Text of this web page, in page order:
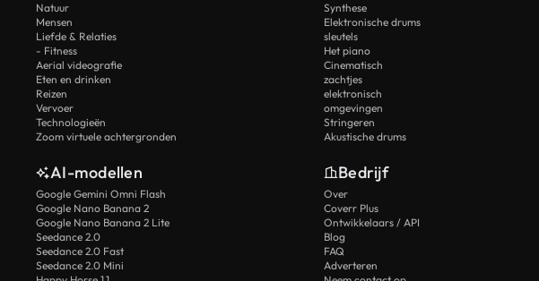
Natuur
Mensen
Liefde & Relaties
- Fitness
Aerial videografie
Eten en drinken
Reizen
Vervoer
Technologieën
Zoom virtuele achtergronden
Synthese
Elektronische drums
sleutels
Het piano
Cinematisch
zachtjes
elektronisch
omgevingen
Stringeren
Akustische drums
AI-modellen
Google Gemini Omni Flash
Google Nano Banana 2
Google Nano Banana 2 Lite
Seedance 2.0
Seedance 2.0 Fast
Seedance 2.0 Mini
Bedrijf
Over
Coverr Plus
Ontwikkelaars / API
Blog
FAQ
Adverteren